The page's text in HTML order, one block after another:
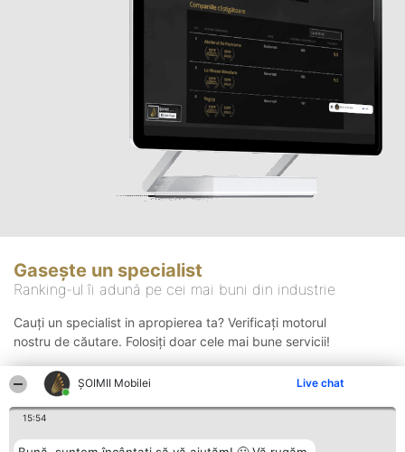
ȘOIMII Mobilei Live chat
15:54
Gasește un specialist
Ranking-ul îi adună pe cei mai buni din industrie
Cauți un specialist in apropierea ta? Verificați motorul
nostru de căutare. Folosiți doar cele mai bune servicii!